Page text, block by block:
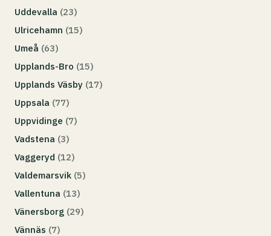
Uddevalla (23)
Ulricehamn (15)
Umeå (63)
Upplands-Bro (15)
Upplands Väsby (17)
Uppsala (77)
Uppvidinge (7)
Vadstena (3)
Vaggeryd (12)
Valdemarsvik (5)
Vallentuna (13)
Vänersborg (29)
Vännäs (7)